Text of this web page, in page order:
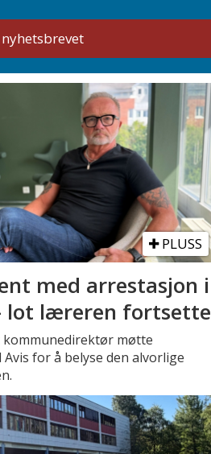
PLUSS
med arrestasjon i
lot læreren fortsette
kommunedirektør møtte
for å belyse den alvorlige